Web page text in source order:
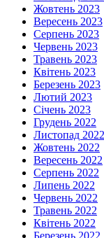
Жовтень 2023
Вересень 2023
Серпень 2023
Червень 2023
Травень 2023
Квітень 2023
Березень 2023
Лютий 2023
Січень 2023
Грудень 2022
Листопад 2022
Жовтень 2022
Вересень 2022
Серпень 2022
Липень 2022
Червень 2022
Травень 2022
Квітень 2022
Березень 2022